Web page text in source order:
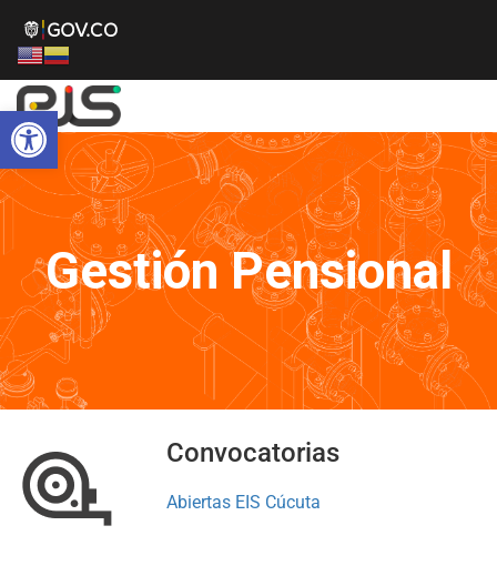
Abrir barra de herramientas
Gestión Pensional
Convocatorias
Abiertas EIS Cúcuta